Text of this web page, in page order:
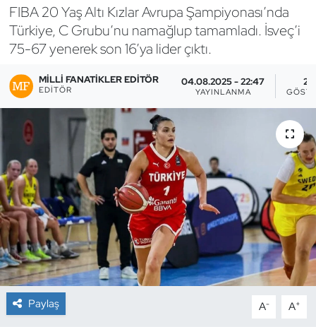
FIBA 20 Yaş Altı Kızlar Avrupa Şampiyonası’nda
Türkiye, C Grubu’nu namağlup tamamladı. İsveç’i
75-67 yenerek son 16’ya lider çıktı.
MILLI FANATIKLER EDITÖR
EDITÖR
04.08.2025 - 22:47
YAYINLANMA
Paylaş A- A+
Bocce Bowling Dart
Buz Hokeyi
Buz Pateni
Çim Hokeyi
Cimnastik
Curling
Dağcılık